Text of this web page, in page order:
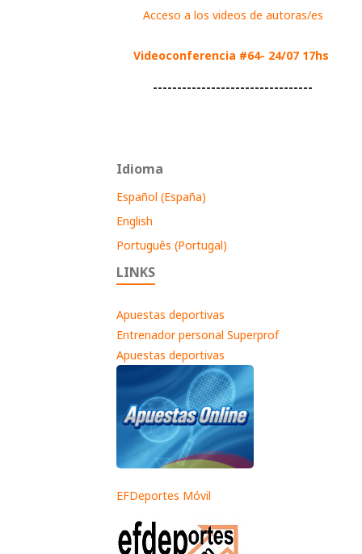
Acceso a los videos de autoras/es
Videoconferencia #64- 24/07 17hs
---------------------------------
Idioma
Español (España)
English
Português (Portugal)
LINKS
Apuestas deportivas
Entrenador personal Superprof
Apuestas deportivas
EFDeportes Móvil